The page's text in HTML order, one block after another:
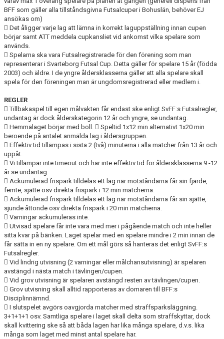
BFF som gäller alla tillståndsgivna Futsalcuper i Bohuslän, behöver EJ
ansökas om)
 Det åligger varje lag att lämna in korrekt laguppställning innan cupen
börjar samt ATT meddela cupkansliet vid ankomst vilka spelare som
används.
 Spelarna ska vara Futsalregistrerade för den förening som man
representerar i Svarteborg Futsal Cup. Detta gäller för spelare 15 år (födda
2003) och äldre. I de yngre åldersklasserna gäller att alla spelare skall
spela för den föreningen man är ungdomsregistrerad eller medlem i.
REGLER
 Tillbakaspel till egen målvakten får endast ske enligt SvFF:s Futsalregler,
undantag är dock ålderskategorin 12 år och yngre, se undantag.
 Hemmalaget börjar med boll.  Speltid 1x12 min alternativt 1x20 min
beroende på antalet anmälda lag i åldersgruppen.
 Effektiv tid tillämpas i sista 2 (två) minuterna i alla matcher från 13 år och
uppåt.
 Vi tillämpar inte timeout och har inte effektiv tid för åldersklasserna 9 -12
år se undantag.
 Ackumulerad frispark tilldelas ett lag när motståndarna får sin fjärde,
femte, sjätte osv direkta frispark i 12 min matcherna.
 Ackumulerad frispark tilldelas ett lag när motståndarna får sin sjätte,
sjunde åttonde osv direkta frispark i 20 min matcherna.
 Varningar ackumuleras inte.
 Utvisad spelare får inte vara med mer i pågående match och inte heller
sitta kvar på bänken. Laget spelar med en spelare mindre i 2 min innan de
får sätta in en ny spelare. Om ett mål görs så hanteras det enligt SvFF:s
Futsalregler.
 Vid lindrig utvisning (2 varningar eller målchansutvisning) är spelaren
avstängd i nästa match i tävlingen/cupen.
 Vid grov utvisning är spelaren avstängd resten av tävlingen/cupen.
 Grov utvisning skall alltid rapporteras av domaren till BFF:s
Disciplinnämnd.
 I slutspelet avgörs oavgjorda matcher med straffsparksläggning.
3+1+1+1 osv. Samtliga spelare i laget skall delta som straffskyttar, dock
skall kvittering ske så att båda lagen har lika många spelare, d.v.s. lika
många som laget med minst antal spelare har.